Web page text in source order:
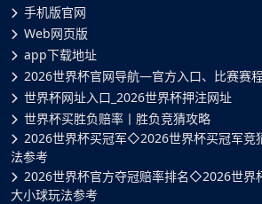
手机版官网
Web网页版
app下载地址
2026世界杯官网导航—官方入口、比赛赛
世界杯网址入口_2026世界杯押注网址
世界杯买胜负赔率丨胜负竞猜攻略
2026世界杯买冠军◇2026世界杯买冠军竞
法参考
2026世界杯官方夺冠赔率排名◇2026世界
大小球玩法参考